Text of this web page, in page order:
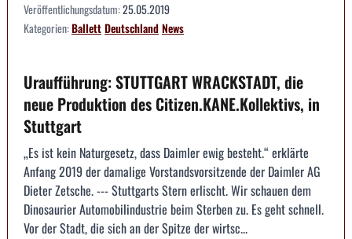
Veröffentlichungsdatum:25.05.2019
Kategorien:BallettDeutschlandNews
Uraufführung: STUTTGART WRACKSTADT, die
neue Produktion des Citizen.KANE.Kollektivs, in
Stuttgart
„Es ist kein Naturgesetz, dass Daimler ewig besteht.“ erklärte
Anfang 2019 der damalige Vorstandsvorsitzende der Daimler AG
Dieter Zetsche. --- Stuttgarts Stern erlischt. Wir schauen dem
Dinosaurier Automobilindustrie beim Sterben zu. Es geht schnell.
Vor der Stadt, die sich an der Spitze der wirtsc...